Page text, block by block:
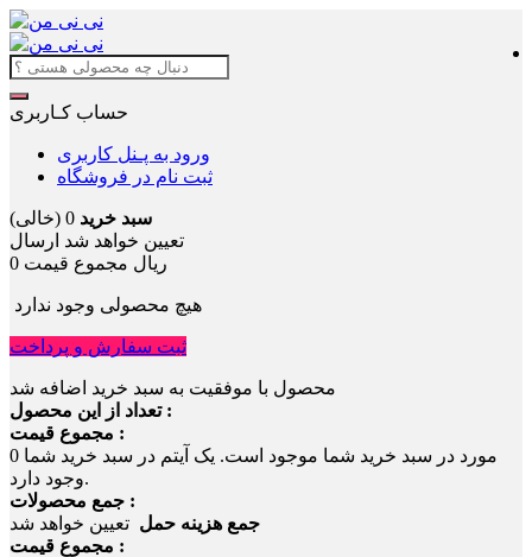
حساب کـاربری
ورود به پـنل کاربری
ثبت نام در فروشگاه
سبد خرید 0 (خالی)
تعیین خواهد شد ارسال
0 ریال مجموع قیمت
هیچ محصولی وجود ندارد
ثبت سفارش و پرداخت
محصول با موفقیت به سبد خرید اضافه شد
تعداد از این محصول :
مجموع قیمت :
0
مورد در سبد خرید شما موجود است. یک آیتم در سبد خرید شما
وجود دارد.
جمع محصولات :
جمع هزینه حمل تعیین خواهد شد
مجموع قیمت :